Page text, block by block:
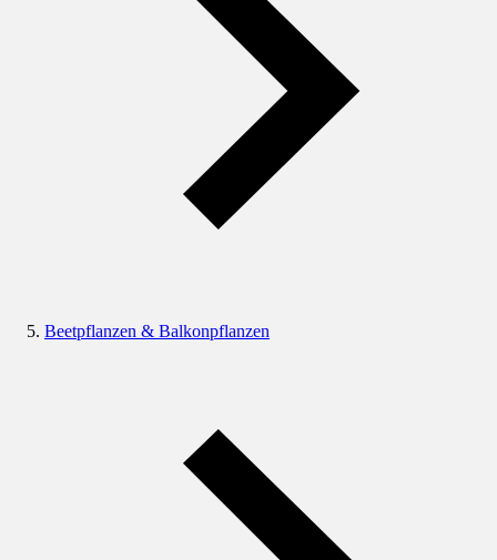
Beetpflanzen & Balkonpflanzen